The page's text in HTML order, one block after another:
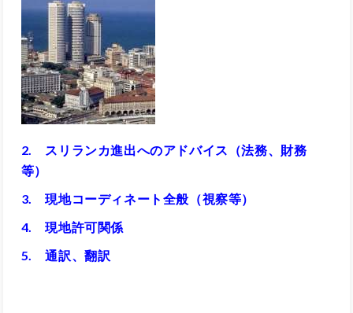
2. スリランカ進出へのアドバイス（法務、財務
等）
3. 現地コーディネート全般（視察等）
4. 現地許可関係
5. 通訳、翻訳